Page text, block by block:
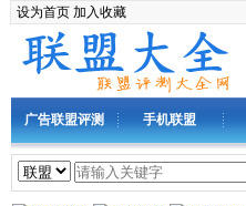
设为首页 加入收藏
广告联盟评测 手机联盟